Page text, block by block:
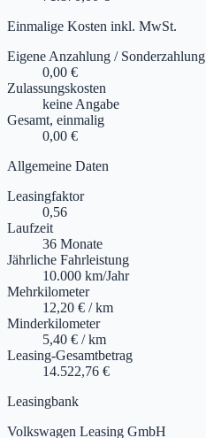
Einmalige Kosten inkl. MwSt.
Eigene Anzahlung / Sonderzahlung
0,00 €
Zulassungskosten
keine Angabe
Gesamt, einmalig
0,00 €
Allgemeine Daten
Leasingfaktor
0,56
Laufzeit
36 Monate
Jährliche Fahrleistung
10.000 km/Jahr
Mehrkilometer
12,20 € / km
Minderkilometer
5,40 € / km
Leasing-Gesamtbetrag
14.522,76 €
Leasingbank
Volkswagen Leasing GmbH